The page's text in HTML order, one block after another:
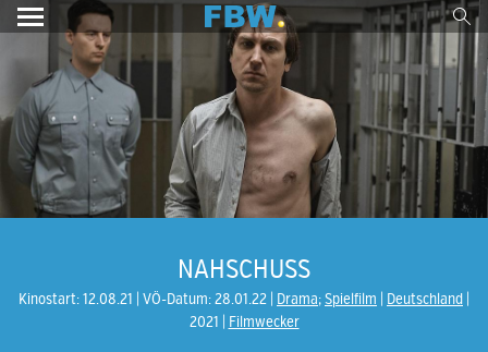
NAHSCHUSS
Kinostart: 12.08.21 VÖ-Datum: 28.01.22 Drama;Spielfilm
Deutschland
2021
Filmwecker